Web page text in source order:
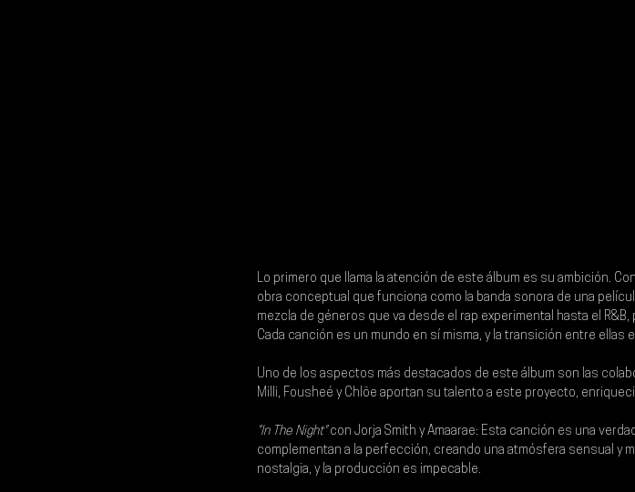
Lo primero que llama la atención de este álbum es su ambición.
obra conceptual que funciona como la banda sonora de una
mezcla de géneros que va desde el rap experimental hasta el
Cada canción es un mundo en sí misma, y la transición entre ellas
Uno de los aspectos más destacados de este álbum son las
Milli, Fousheé y Chlöe aportan su talento a este proyecto,
"In The Night" con Jorja Smith y Amaarae: Esta canción es una
complementan a la perfección, creando una atmósfera sensual y
nostalgia, y la producción es impecable.